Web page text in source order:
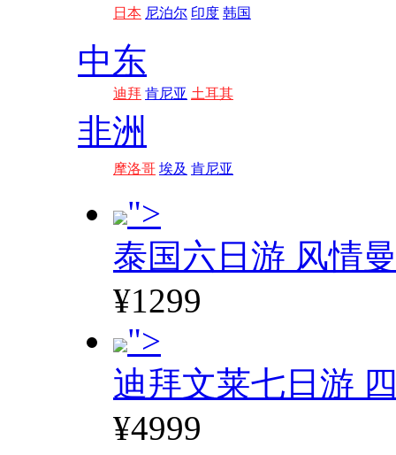
日本 尼泊尔 印度 韩国
中东
迪拜 肯尼亚 土耳其
非洲
摩洛哥 埃及 肯尼亚
">
泰国六日游 风情
¥1299
">
迪拜文莱七日游
¥4999